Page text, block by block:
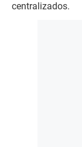
centralizados.